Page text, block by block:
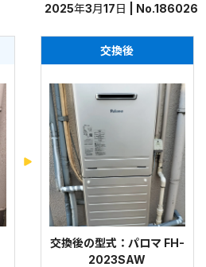
2025年3月17日 | No.186026
交換後
交換後の型式：パロマ FH-
2023SAW